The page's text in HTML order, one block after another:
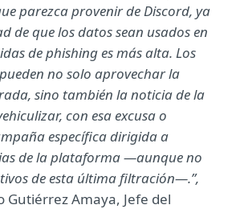
parezca provenir de Discord, ya
de que los datos sean usados en
de phishing es más alta. Los
no solo aprovechar la
sino también la noticia de la
con esa excusa o
específica dirigida a
de la plataforma —aunque no
de esta última filtración—.”,
Gutiérrez Amaya, Jefe del